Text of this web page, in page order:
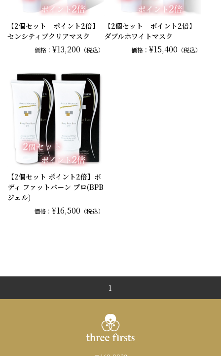
【2個セット ポイント2倍】
センシティブクリアマスク
価格：¥13,200 （税込）
【2個セット ポイント2倍】
ダブルホワイトマスク
価格： ¥15,400 （税込）
【2個セット ポイント2倍】ボ
ディ ファットバーン プロ(BPB
ジェル)
価格：¥16,500 （税込）
1